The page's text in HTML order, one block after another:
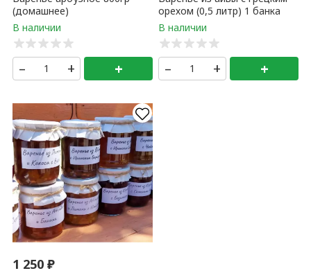
(домашнее)
– + +
орехом (0,5 литр) 1 банка
– + +
1 250₽